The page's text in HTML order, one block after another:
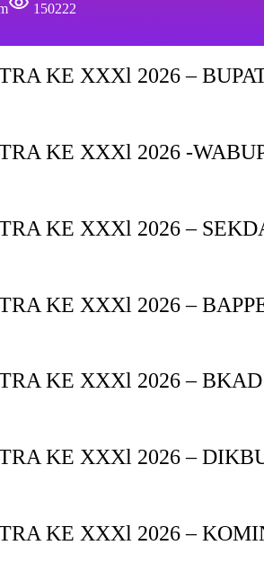
150222
KE XXXl 2026 –
KE XXXl 2026 -
KE XXXl 2026 –
KE XXXl 2026 –
KE XXXl 2026 –
KE XXXl 2026 –
KE XXXl 2026 –